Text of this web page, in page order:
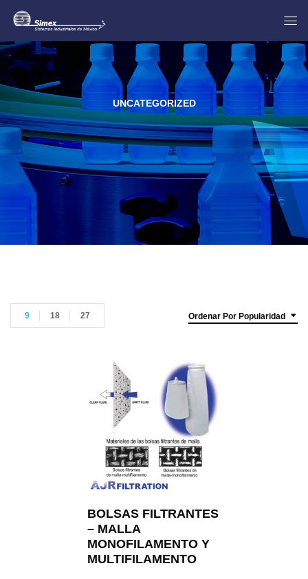
UNCATEGORIZED
Ordenar Por Popularidad
9 18 27
BOLSAS FILTRANTES
– MALLA
MONOFILAMENTO Y
MULTIFILAMENTO